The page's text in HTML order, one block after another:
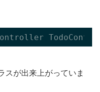
スが出来上がっていま